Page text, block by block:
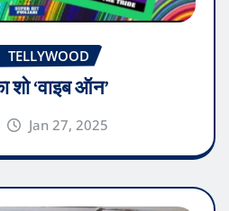
TELLYWOOD
शो ‘वाइब ऑन’
Jan 27, 2025